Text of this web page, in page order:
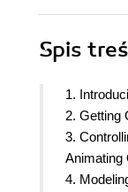
Spis
1.
2. Getting
3.
Animating
4.